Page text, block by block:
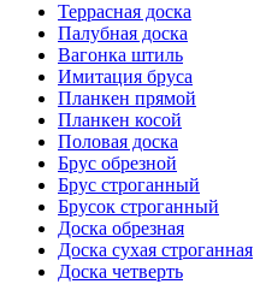
Террасная доска
Палубная доска
Вагонка штиль
Имитация бруса
Планкен прямой
Планкен косой
Половая доска
Брус обрезной
Брус строганный
Брусок строганный
Доска обрезная
Доска сухая строганная
Доска четверть